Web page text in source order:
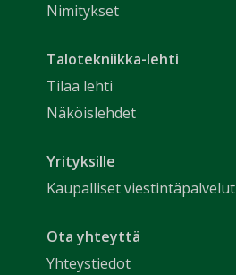
Nimitykset
Talotekniikka-lehti
Tilaa lehti
Näköislehdet
Yrityksille
Kaupalliset viestintäpalvelut
Ota yhteyttä
Yhteystiedot